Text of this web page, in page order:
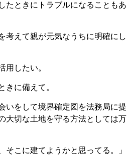
たときにトラブルになることもあ
考えて親が元気なうちに明確にし
用したい。
きに備えて。
いをして境界確定図を法務局に提
大切な土地を守る方法としては万
そこに建てようかと思ってる。」